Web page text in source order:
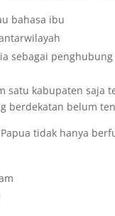
bahasa ibu
sebagai penghubung
satu kabupaten saja
berdekatan belum
tidak hanya